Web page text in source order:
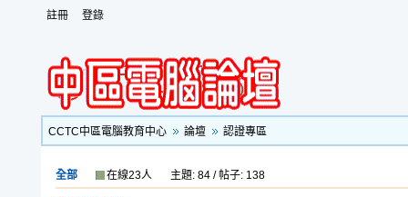
註冊 登錄
CCTC中區電腦教育中心 論壇 認證專區
全部 在線23人 主題: 84 / 帖子: 138